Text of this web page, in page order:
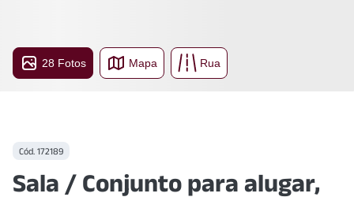
28 Fotos Mapa Rua
Cód. 172189
Sala / Conjunto para alugar,